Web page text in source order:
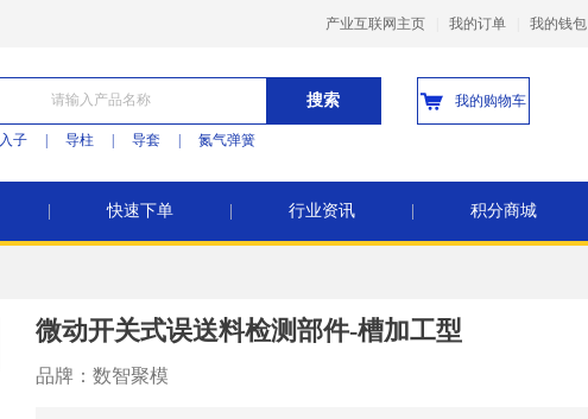
产业互联网主页 我的订单 我的钱包
搜索
入子 导柱 导套 氮气弹簧
我的购物车
快速下单 行业资讯 积分商城
微动开关式误送料检测部件-槽加工型
品牌： 数智聚模